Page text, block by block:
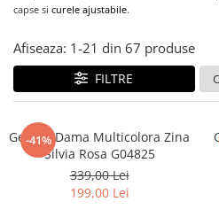
capse si curele ajustabile.
Afiseaza: 1-21 din 67 produse
FILTRE
-41%
Geanta Dama Multicolora Zina
Silvia Rosa G04825
339,00 Lei
199,00 Lei